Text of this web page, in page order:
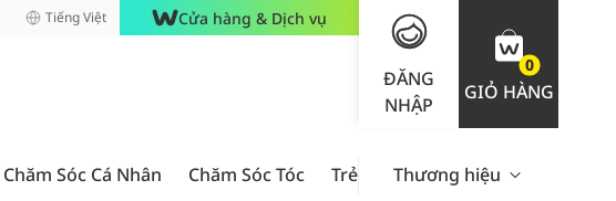
Tiếng Việt Cửa hàng & Dịch vụ
ĐĂNG
NHẬP
0
GIỎ HÀNG
Chăm Sóc Cá Nhân Chăm Sóc Tóc Trẻ Em Nam Giới Chăm Sóc
Thương hiệu